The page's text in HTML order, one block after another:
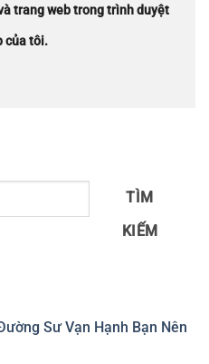
trang web trong trình duyệt
của tôi.
TÌM
KIẾM
Sư Vạn Hạnh Bạn Nên